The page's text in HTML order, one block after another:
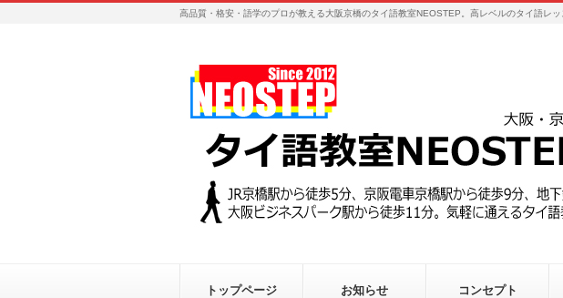
高品質・格安・語学のプロが教える大阪京橋のタイ語教室NEOSTEP。高レベルのタイ語レ
トップページ お知らせ コンセプト